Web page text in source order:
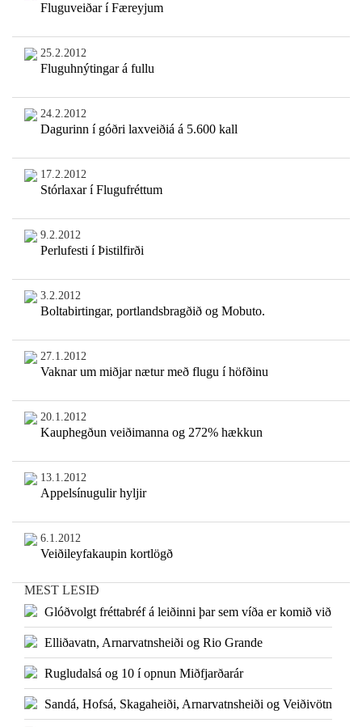
Fluguveiðar í Færeyjum
25.2.2012
Fluguhnýtingar á fullu
24.2.2012
Dagurinn í góðri laxveiðiá á 5.600 kall
17.2.2012
Stórlaxar í Flugufréttum
9.2.2012
Perlufesti í Þistilfirði
3.2.2012
Boltabirtingar, portlandsbragðið og Mobuto.
27.1.2012
Vaknar um miðjar nætur með flugu í höfðinu
20.1.2012
Kauphegðun veiðimanna og 272% hækkun
13.1.2012
Appelsínugulir hyljir
6.1.2012
Veiðileyfakaupin kortlögð
MEST LESIÐ
Glóðvolgt fréttabréf á leiðinni þar sem víða er komið við
Elliðavatn, Arnarvatnsheiði og Rio Grande
Rugludalsá og 10 í opnun Miðfjarðarár
Sandá, Hofsá, Skagaheiði, Arnarvatnsheiði og Veiðivötn